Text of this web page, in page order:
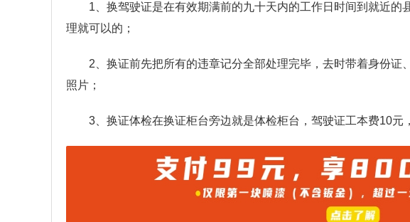
1、换驾驶证是在有效期满前的九十天内的工作日时间到就近的
理就可以的；
2、换证前先把所有的违章记分全部处理完毕，去时带着身份证
照片；
3、换证体检在换证柜台旁边就是体检柜台，驾驶证工本费10元